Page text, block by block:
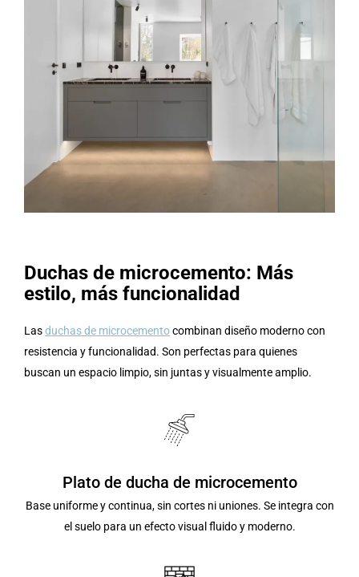
Duchas de microcemento: Más
estilo, más funcionalidad
Lasduchas de microcementocombinan diseño moderno con
resistencia y funcionalidad. Son perfectas para quienes
buscan un espacio limpio, sin juntas y visualmente amplio.
Plato de ducha de microcemento
Base uniforme y continua, sin cortes ni uniones. Se integra con
el suelo para un efecto visual fluido y moderno.